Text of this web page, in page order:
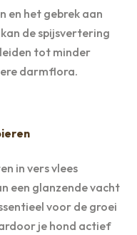
en het gebrek aan
de spijsvertering
tot minder
darmflora.
in vers vlees
een glanzende vacht
voor de groei
je hond actief